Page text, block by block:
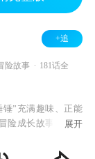
+追
险故事 181话全
锤”充满趣味、正能
险成长故事。小朋
龙们独特个性，一
展开